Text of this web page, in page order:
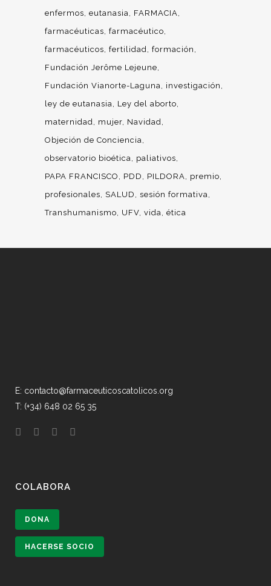
enfermos eutanasia
FARMACIA
farmacéuticas farmacéutico
farmacéuticos fertilidad formación
Fundación Jerôme Lejeune
Fundación Vianorte-Laguna
investigación
ley de eutanasia
Ley del aborto
maternidad
mujer Navidad
Objeción de Conciencia
observatorio bioética
paliativos
PAPA FRANCISCO
PDD PILDORA
premio
profesionales
SALUD
sesión formativa
Transhumanismo
UFV vida ética
E: contacto@farmaceuticoscatolicos.org
T: (+34) 648 02 65 35
COLABORA
DONA
HACERSE SOCIO